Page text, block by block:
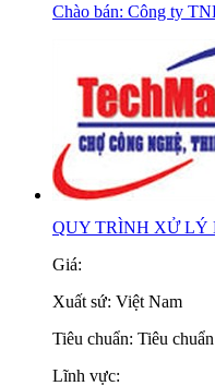
Chào bán: Công ty
QUY TRÌNH XỬ LÝ
Giá:
Xuất sứ: Việt Nam
Tiêu chuẩn: Tiêu
Lĩnh vực: